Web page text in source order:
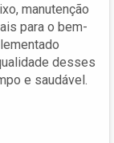
manutenção
para o bem-
desses
e saudável.